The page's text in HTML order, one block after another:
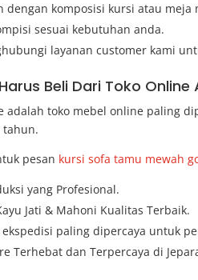
dengan komposisi kursi atau
sesuai kebutuhan anda.
layanan customer kami
Beli Dari Toko Online
adalah toko mebel online paling
tahun.
pesan kursi sofa tamu mewah
yang Profesional.
Jati & Mahoni Kualitas Terbaik.
paling dipercaya untuk
Terhebat dan Terpercaya di